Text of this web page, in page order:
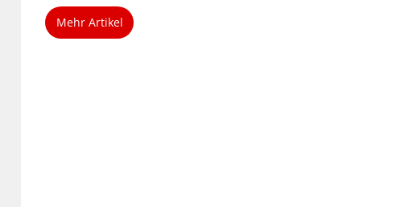
Mehr Artikel